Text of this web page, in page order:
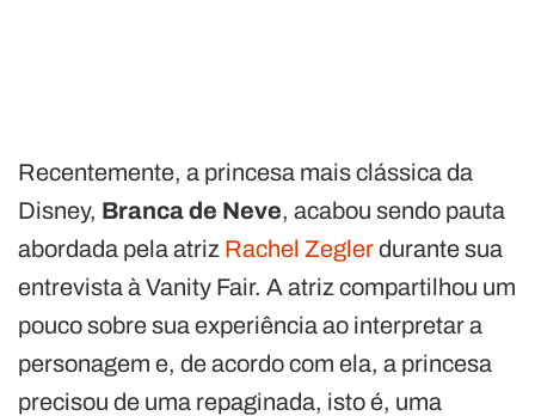
Recentemente, a princesa mais clássica da
Disney, Branca de Neve, acabou sendo pauta
abordada pela atriz Rachel Zeglerdurante sua
entrevista à Vanity Fair. A atriz compartilhou um
pouco sobre sua experiência ao interpretar a
personagem e, de acordo com ela, a princesa
precisou de uma repaginada, isto é, uma